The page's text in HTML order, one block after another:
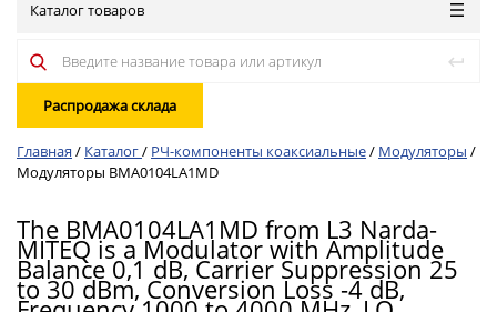
Каталог товаров
Распродажа склада
Главная / Каталог/ РЧ-компоненты коаксиальные/ Модуляторы /
Модуляторы BMA0104LA1MD
The BMA0104LA1MD from L3 Narda-
MITEQ is a Modulator with Amplitude
Balance 0,1 dB, Carrier Suppression 25
to 30 dBm, Conversion Loss -4 dB,